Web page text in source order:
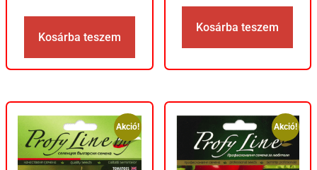
Kosárba teszem
Kosárba teszem
Akció! Akció!